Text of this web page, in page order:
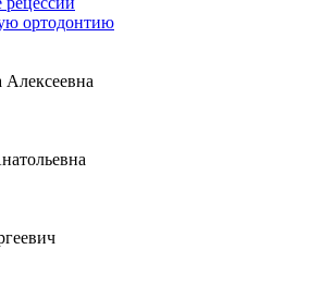
ортодонтию